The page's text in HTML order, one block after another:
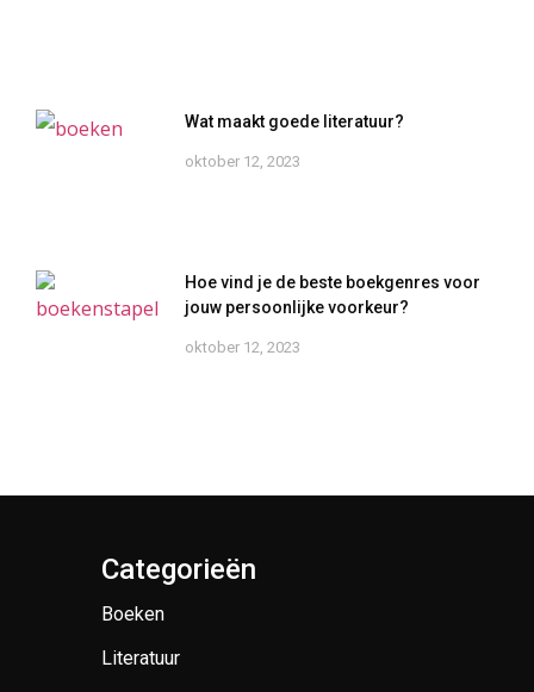
Wat maakt goede literatuur?
oktober 12, 2023
Hoe vind je de beste boekgenres voor
jouw persoonlijke voorkeur?
oktober 12, 2023
Categorieën
Boeken
Literatuur